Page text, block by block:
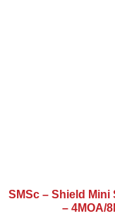
SMSc – Shield
– 4MOA/